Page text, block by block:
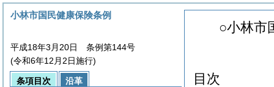
○小林市
目次
小林市国民健康保険条例
平成18年3月20日 条例第144号
(令和6年12月2日施行)
条項目次
沿革